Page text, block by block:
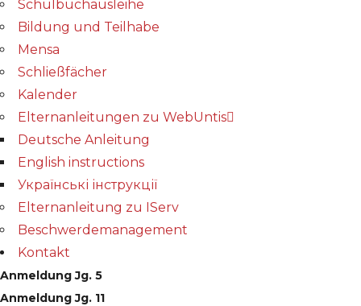
Schulbuchausleihe
Bildung und Teilhabe
Mensa
Schließfächer
Kalender
Elternanleitungen zu WebUntis
Deutsche Anleitung
English instructions
Українські інструкції
Elternanleitung zu IServ
Beschwerdemanagement
Kontakt
Anmeldung Jg. 5
Anmeldung Jg. 11